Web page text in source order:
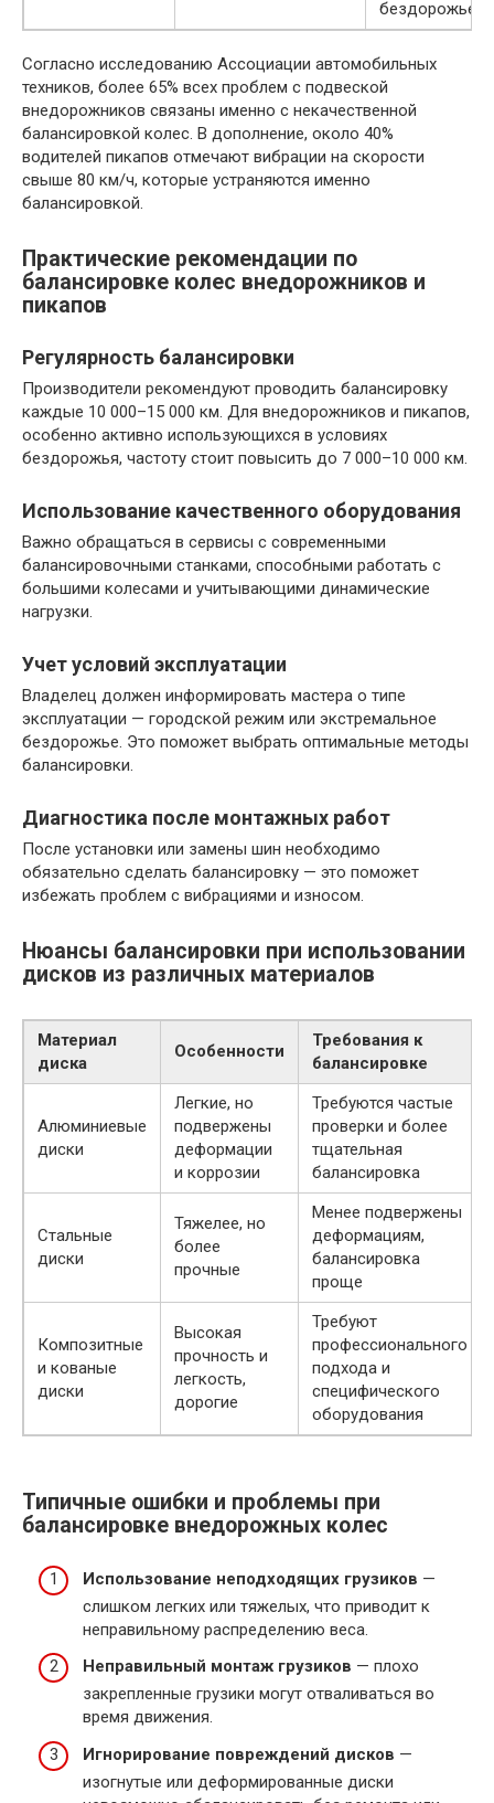
бездорожье
Согласно исследованию Ассоциации автомобильных
техников, более 65% всех проблем с подвеской
внедорожников связаны именно с некачественной
балансировкой колес. В дополнение, около 40%
водителей пикапов отмечают вибрации на скорости
свыше 80 км/ч, которые устраняются именно
балансировкой.
Практические рекомендации по
балансировке колес внедорожников и
пикапов
Регулярность балансировки
Производители рекомендуют проводить балансировку
каждые 10 000–15 000 км. Для внедорожников и пикапов,
особенно активно использующихся в условиях
бездорожья, частоту стоит повысить до 7 000–10 000 км.
Использование качественного оборудования
Важно обращаться в сервисы с современными
балансировочными станками, способными работать с
большими колесами и учитывающими динамические
нагрузки.
Учет условий эксплуатации
Владелец должен информировать мастера о типе
эксплуатации — городской режим или экстремальное
бездорожье. Это поможет выбрать оптимальные методы
балансировки.
Диагностика после монтажных работ
После установки или замены шин необходимо
обязательно сделать балансировку — это поможет
избежать проблем с вибрациями и износом.
Нюансы балансировки при использовании
дисков из различных материалов
Материал
диска
Особенности
Требования к
балансировке
Алюминиевые
диски
Легкие, но
подвержены
деформации
и коррозии
Требуются частые
проверки и более
тщательная
балансировка
Стальные
диски
Тяжелее, но
более
прочные
Менее подвержены
деформациям,
балансировка
проще
Композитные
и кованые
диски
Высокая
прочность и
легкость,
дорогие
Требуют
профессионального
подхода и
специфического
оборудования
Типичные ошибки и проблемы при
балансировке внедорожных колес
Использование неподходящих грузиков —
слишком легких или тяжелых, что приводит к
неправильному распределению веса.
Неправильный монтаж грузиков — плохо
закрепленные грузики могут отваливаться во
время движения.
Игнорирование повреждений дисков —
изогнутые или деформированные диски